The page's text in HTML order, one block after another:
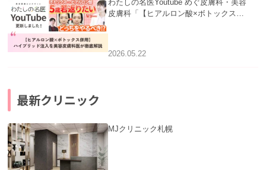
わたしの名医Youtube めぐ皮膚科・美容
皮膚科「【ヒアルロン酸×ボトックス併
徹底解説」を公開いたしました。
2026.05.22
最新クリニック
MJクリニック札幌